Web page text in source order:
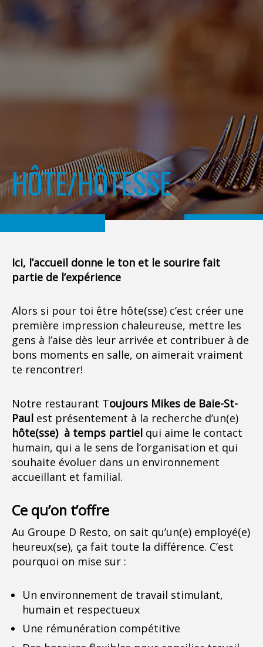
HÔTE/HÔTESSE
Ici, l’accueil donne le ton et le sourire fait
partie de l’expérience
Alors si pour toi être hôte(sse) c’est créer une
première impression chaleureuse, mettre les
gens à l’aise dès leur arrivée et contribuer à de
bons moments en salle, on aimerait vraiment
te rencontrer!
Notre restaurant Toujours Mikes de Baie-St-
Paul est présentement à la recherche d’un(e)
hôte(sse) à temps partiel qui aime le contact
humain, qui a le sens de l’organisation et qui
souhaite évoluer dans un environnement
accueillant et familial.
Ce qu’on t’offre
Au Groupe D Resto, on sait qu’un(e) employé(e)
heureux(se), ça fait toute la différence. C’est
pourquoi on mise sur :
Un environnement de travail stimulant,
humain et respectueux
Une rémunération compétitive